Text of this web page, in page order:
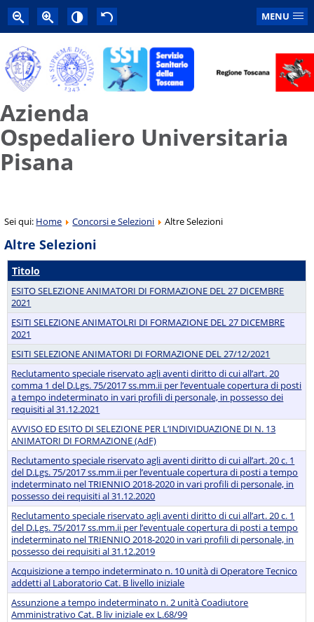
MENU
Azienda
Ospedaliero Universitaria
Pisana
Sei qui: Home Concorsi e Selezioni Altre Selezioni
Altre Selezioni
Titolo
ESITO SELEZIONE ANIMATORI DI FORMAZIONE DEL 27 DICEMBRE
2021
ESITI SELEZIONE ANIMATOLRI DI FORMAZIONE DEL 27 DICEMBRE
2021
ESITI SELEZIONE ANIMATORI DI FORMAZIONE DEL 27/12/2021
Reclutamento speciale riservato agli aventi diritto di cui all’art. 20
comma 1 del D.Lgs. 75/2017 ss.mm.ii per l’eventuale copertura di posti
a tempo indeterminato in vari profili di personale, in possesso dei
requisiti al 31.12.2021
AVVISO ED ESITO DI SELEZIONE PER L’INDIVIDUAZIONE DI N. 13
ANIMATORI DI FORMAZIONE (AdF)
Reclutamento speciale riservato agli aventi diritto di cui all’art. 20 c. 1
del D.Lgs. 75/2017 ss.mm.ii per l’eventuale copertura di posti a tempo
indeterminato nel TRIENNIO 2018-2020 in vari profili di personale, in
possesso dei requisiti al 31.12.2020
Reclutamento speciale riservato agli aventi diritto di cui all’art. 20 c. 1
del D.Lgs. 75/2017 ss.mm.ii per l’eventuale copertura di posti a tempo
indeterminato nel TRIENNIO 2018-2020 in vari profili di personale, in
possesso dei requisiti al 31.12.2019
Acquisizione a tempo indeterminato n. 10 unità di Operatore Tecnico
addetti al Laboratorio Cat. B livello iniziale
Assunzione a tempo indeterminato n. 2 unità Coadiutore
Amministrativo Cat. B liv iniziale ex L.68/99